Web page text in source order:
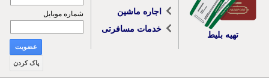
تهیه بلیط
اجاره ماشین
خدمات مسافرتی
شماره موبایل
عضویت
پاک کردن